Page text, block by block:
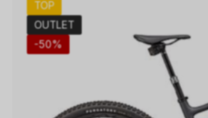
TOP
OUTLET
-50%